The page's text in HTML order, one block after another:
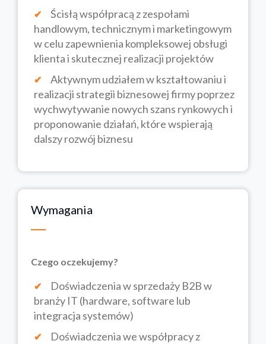
Ścisłą współpracą z zespołami
handlowym, technicznym i marketingowym
w celu zapewnienia kompleksowej obsługi
klienta i skutecznej realizacji projektów
Aktywnym udziałem w kształtowaniu i
realizacji strategii biznesowej firmy poprzez
wychwytywanie nowych szans rynkowych i
proponowanie działań, które wspierają
dalszy rozwój biznesu
Wymagania
Czego oczekujemy?
Doświadczenia w sprzedaży B2B w
branży IT (hardware, software lub
integracja systemów)
Doświadczenia we współpracy z